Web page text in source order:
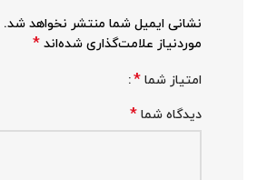
نشانی ایمیل شما منتشر نخواهد شد.
موردنیاز علامت‌گذاری شده‌اند *
امتیاز شما *
دیدگاه شما *